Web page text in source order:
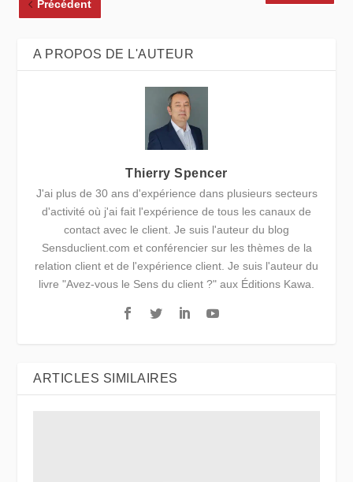
Précédent
A PROPOS DE L'AUTEUR
Thierry Spencer
J'ai plus de 30 ans d'expérience dans plusieurs secteurs
d'activité où j'ai fait l'expérience de tous les canaux de
contact avec le client. Je suis l'auteur du blog
Sensduclient.com et conférencier sur les thèmes de la
relation client et de l'expérience client. Je suis l'auteur du
livre "Avez-vous le Sens du client ?" aux Éditions Kawa.
ARTICLES SIMILAIRES